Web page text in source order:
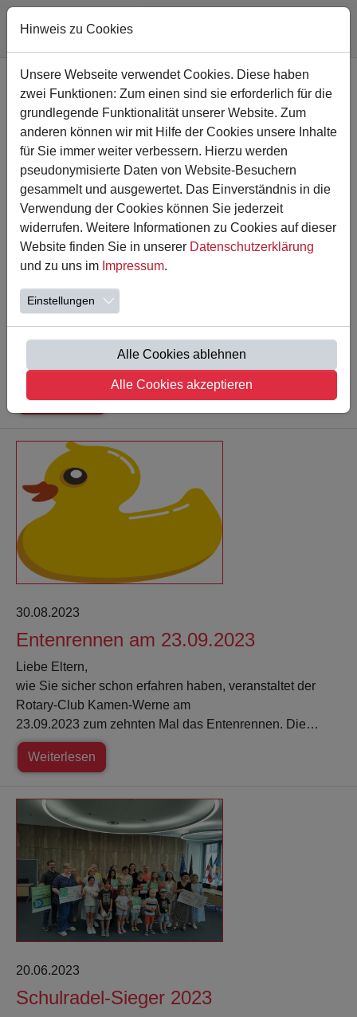
18.09.2023
Liebe Eltern,
momentan finden an der Astrid Lindgren Schule wieder
die alljährlichen Klimawochen statt. Bei der Aktion, die an
zahlreichen…
Weiterlesen
30.08.2023
Entenrennen am 23.09.2023
Liebe Eltern,
wie Sie sicher schon erfahren haben, veranstaltet der
Rotary-Club Kamen-Werne am
23.09.2023 zum zehnten Mal das Entenrennen. Die…
Weiterlesen
20.06.2023
Schulradel-Sieger 2023
Hinweis zu Cookies
Unsere Webseite verwendet Cookies. Diese haben
zwei Funktionen: Zum einen sind sie erforderlich für die
grundlegende Funktionalität unserer Website. Zum
anderen können wir mit Hilfe der Cookies unsere Inhalte
für Sie immer weiter verbessern. Hierzu werden
pseudonymisierte Daten von Website-Besuchern
gesammelt und ausgewertet. Das Einverständnis in die
Verwendung der Cookies können Sie jederzeit
widerrufen. Weitere Informationen zu Cookies auf dieser
Website finden Sie in unserer Datenschutzerklärung
und zu uns im Impressum.
Einstellungen
Alle Cookies ablehnen
Alle Cookies akzeptieren